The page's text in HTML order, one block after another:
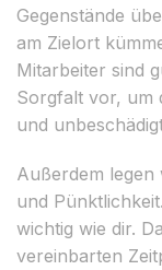
Gegenstände
am Zielort
Mitarbeiter sind
Sorgfalt vor, um
und
Außerdem
und
wichtig wie dir.
vereinbarten